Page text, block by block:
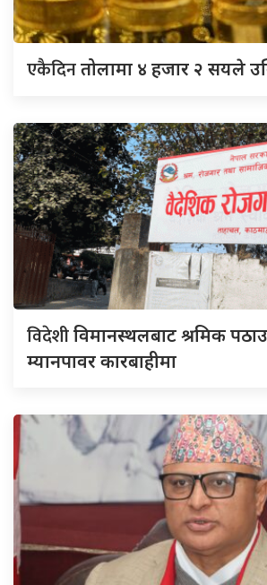
एकैदिनतोलामा ४ हजार २ सयले
विदेशीविमानस्थलबाट श्रमिक
म्यानपावर कारबाहीमा